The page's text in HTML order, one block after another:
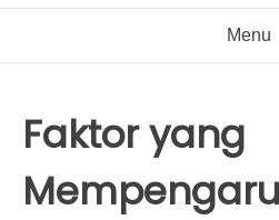
Menu
Faktor yang